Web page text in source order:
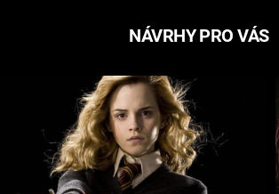
NÁVRHY PRO VÁS